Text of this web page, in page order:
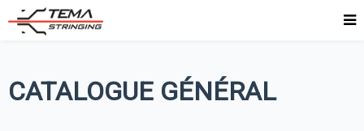
CATALOGUE GÉNÉRAL